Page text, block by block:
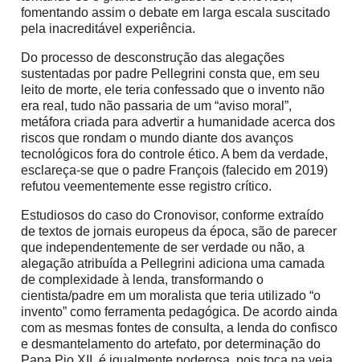
fomentando assim o debate em larga escala suscitado
pela inacreditável experiência.
Do processo de desconstrução das alegações
sustentadas por padre Pellegrini consta que, em seu
leito de morte, ele teria confessado que o invento não
era real, tudo não passaria de um “aviso moral”,
metáfora criada para advertir a humanidade acerca dos
riscos que rondam o mundo diante dos avanços
tecnológicos fora do controle ético. A bem da verdade,
esclareça-se que o padre François (falecido em 2019)
refutou veementemente esse registro crítico.
Estudiosos do caso do Cronovisor, conforme extraído
de textos de jornais europeus da época, são de parecer
que independentemente de ser verdade ou não, a
alegação atribuída a Pellegrini adiciona uma camada
de complexidade à lenda, transformando o
cientista/padre em um moralista que teria utilizado “o
invento” como ferramenta pedagógica. De acordo ainda
com as mesmas fontes de consulta, a lenda do confisco
e desmantelamento do artefato, por determinação do